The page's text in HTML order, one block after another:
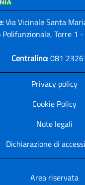
Via Vicinale Santa
Polifunzionale, Torre 1
Centralino:081
Privacy policy
Cookie Policy
Note legali
Dichiarazione di
Area riservata